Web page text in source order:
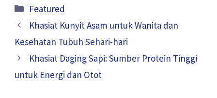
Kategori
Featured
Khasiat Kunyit Asam untuk Wanita dan
Kesehatan Tubuh Sehari-hari
Khasiat Daging Sapi: Sumber Protein Tinggi
untuk Energi dan Otot